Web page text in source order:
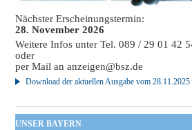
Nächster Erscheinungstermin:
28. November 2026
Weitere Infos unter Tel. 089 / 29 01 42
oder
per Mail ananzeigen@bsz.de
Download der aktuellen Ausgabe vom
UNSER BAYERN